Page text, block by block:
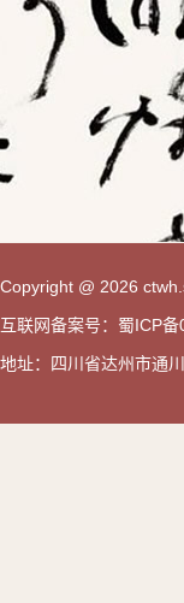
Copyright @ 2026
互联网备案号：蜀ICP
地址：四川省达州市通